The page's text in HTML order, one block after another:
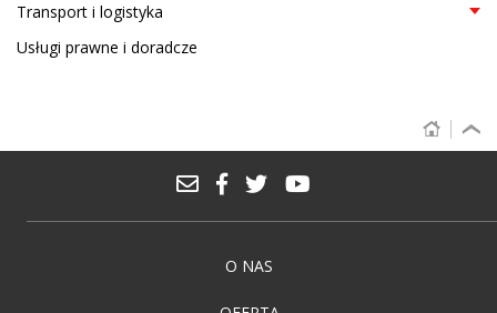
Transport i logistyka
Usługi prawne i doradcze
O NAS